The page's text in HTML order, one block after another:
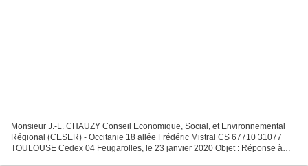
Monsieur J.-L. CHAUZY Conseil Economique, Social, et Environnemental
Régional (CESER) - Occitanie 18 allée Frédéric Mistral CS 67710 31077
TOULOUSE Cedex 04 Feugarolles, le 23 janvier 2020 Objet : Réponse à